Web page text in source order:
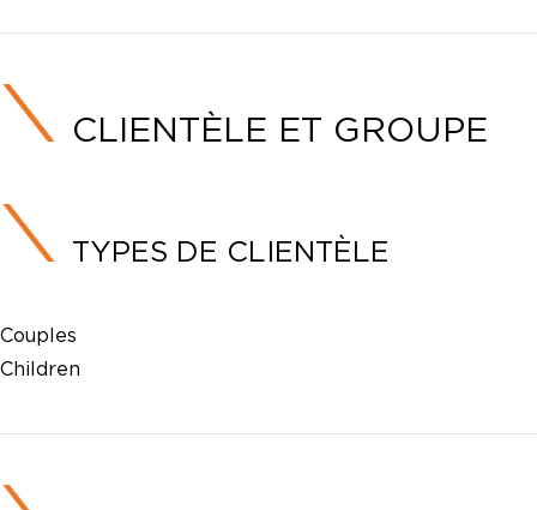
CLIENTÈLE ET GROUPE
TYPES DE CLIENTÈLE
Couples
Children